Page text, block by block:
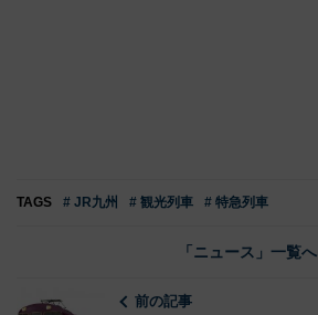
TAGS # JR九州 # 観光列車 # 特急列車
「ニュース」一覧へ
前の記事